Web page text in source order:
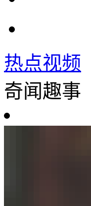
热点视频
奇闻趣事